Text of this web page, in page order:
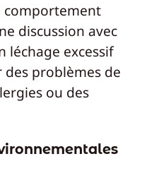
comportement
discussion avec
léchage excessif
problèmes de
ou des